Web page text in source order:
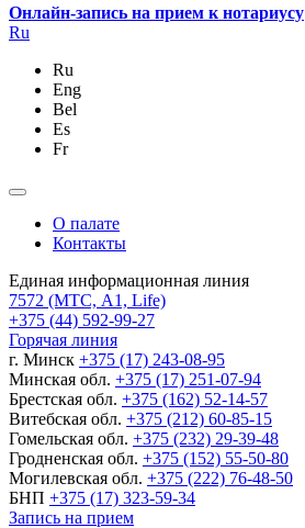
Онлайн-запись на прием к нотариусу
Ru
Ru
Eng
Bel
Es
Fr
О палате
Контакты
Единая информационная линия
7572 (МТС, A1, Life)
+375 (44) 592-99-27
Горячая линия
г. Минск +375 (17) 243-08-95
Минская обл. +375 (17) 251-07-94
Брестская обл. +375 (162) 52-14-57
Витебская обл. +375 (212) 60-85-15
Гомельская обл. +375 (232) 29-39-48
Гродненская обл. +375 (152) 55-50-80
Могилевская обл. +375 (222) 76-48-50
БНП +375 (17) 323-59-34
Запись на прием